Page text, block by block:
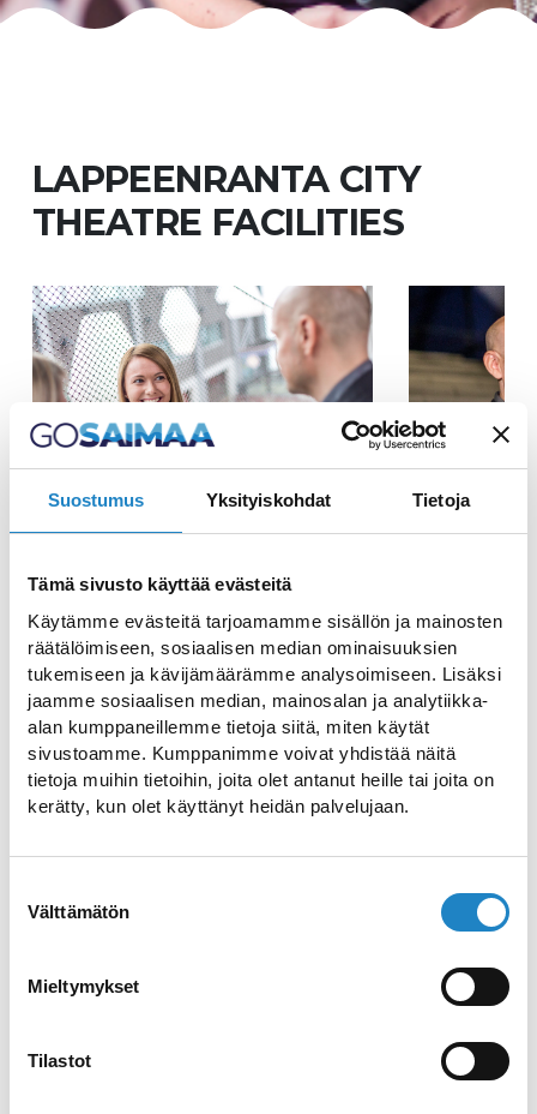
Suostumus Yksityiskohdat Tietoja
Tämä sivusto käyttää evästeitä
Käytämme evästeitä tarjoamamme sisällön ja mainosten
räätälöimiseen, sosiaalisen median ominaisuuksien
tukemiseen ja kävijämäärämme analysoimiseen. Lisäksi
jaamme sosiaalisen median, mainosalan ja analytiikka-
alan kumppaneillemme tietoja siitä, miten käytät
sivustoamme. Kumppanimme voivat yhdistää näitä
tietoja muihin tietoihin, joita olet antanut heille tai joita on
kerätty, kun olet käyttänyt heidän palvelujaan.
valinta
Välttämätön
Mieltymykset
Tilastot
LAPPEENRANTA CITY
THEATRE FACILITIES
Great facilities for various
events, meetings and
conferences
The theatre rents its new facilities for
seats provide a perfect setting for various
events, meetings and conferences. The
city theatre is located in the centre of
Lappeenranta, on the top floor of the
IsoKristiina shopping centre. Restaurants,
shops and The Original Sokos Hotel